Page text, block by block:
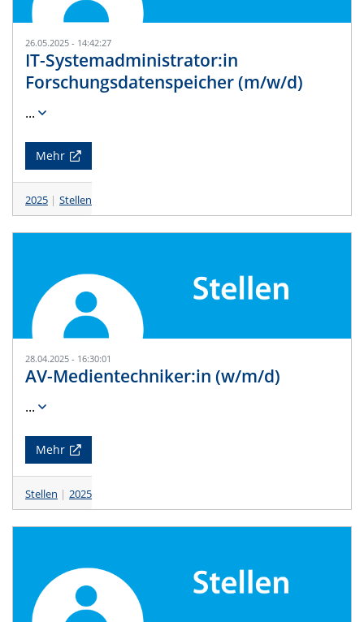
26.05.2025 - 14:42:27
IT-Systemadministrator:in
Forschungsdatenspeicher (m/w/d)
...
Mehr
2025 Stellen
28.04.2025 - 16:30:01
AV-Medientechniker:in (w/m/d)
...
Mehr
Stellen 2025